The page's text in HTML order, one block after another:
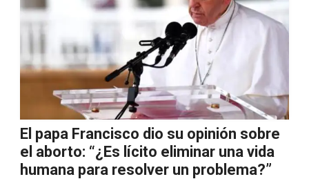
El papa Francisco dio su opinión sobre
el aborto: “¿Es lícito eliminar una vida
humana para resolver un problema?”